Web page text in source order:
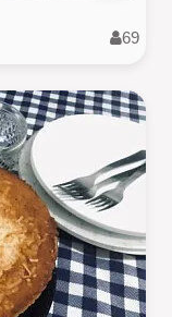
69